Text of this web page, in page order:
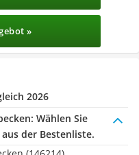
»
2026
Wählen Sie
der Bestenliste.